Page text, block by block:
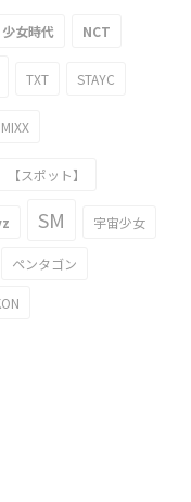
少女時代 NCT
TXT STAYC
【スポット】
SM 宇宙少女
ペンタゴン